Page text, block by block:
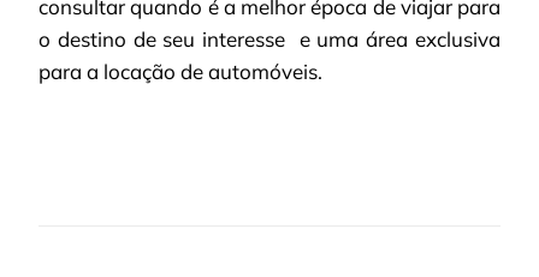
consultar quando é a melhor época de viajar para
o destino de seu interesse e uma área exclusiva
para a locação de automóveis.